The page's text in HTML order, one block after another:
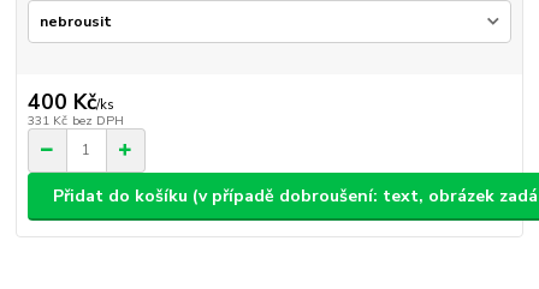
400 Kč/ks
331 Kč bez DPH
Přidat do košíku (v případě dobroušení: text, obrázek